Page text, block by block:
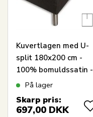
Kuvertlagen med U-
split 180x200 cm -
100% bomuldssatin -
Splitlængde 90 cm -
topmadras - Borås
På lager
Skarp pris:
697,00 DKK